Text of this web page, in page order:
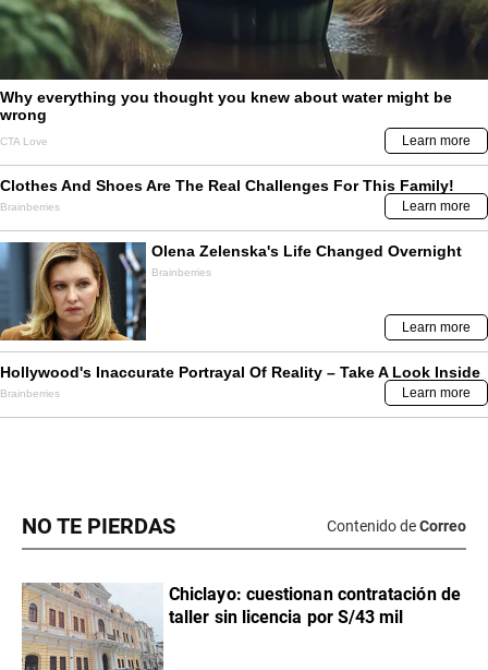
NO TE PIERDAS Contenido deCorreo
Chiclayo: cuestionan contratación de
taller sin licencia por S/43 mil